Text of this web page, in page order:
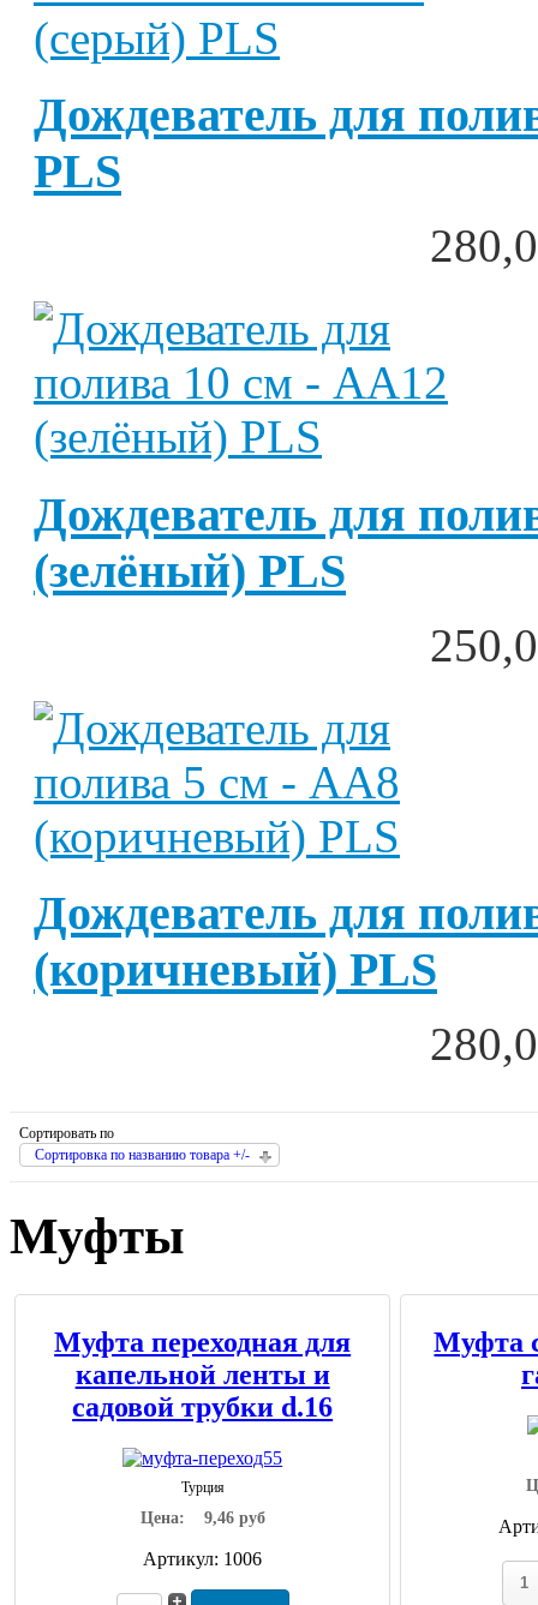
Дождеватель для
PLS
Дождеватель для
(зелёный) PLS
Дождеватель для
(коричневый) PLS
Сортировать по
Сортировка по названию товара +/-
Муфты
Муфта переходная для
капельной ленты и
садовой трубки d.16
Турция
Цена: 9,46 руб
Артикул: 1006
Муфта